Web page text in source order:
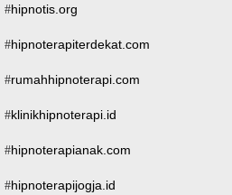
#hipnotis.org
#hipnoterapiterdekat.com
#rumahhipnoterapi.com
#klinikhipnoterapi.id
#hipnoterapianak.com
#hipnoterapijogja.id